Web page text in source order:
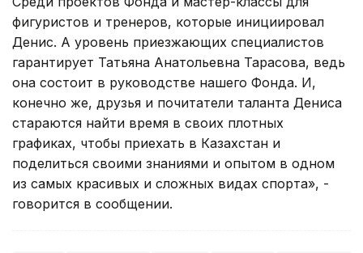
фигуристов и тренеров, которые инициировал
Денис. А уровень приезжающих специалистов
гарантирует Татьяна Анатольевна Тарасова, ведь
она состоит в руководстве нашего Фонда. И,
конечно же, друзья и почитатели таланта Дениса
стараются найти время в своих плотных
графиках, чтобы приехать в Казахстан и
поделиться своими знаниями и опытом в одном
из самых красивых и сложных видах спорта», -
говорится в сообщении.